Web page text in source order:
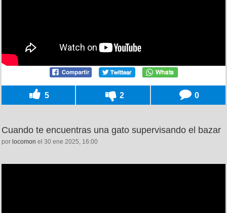
5 2 0
Cuando te encuentras una gato supervisando el bazar
por locomon el 30 ene 2025, 16:00